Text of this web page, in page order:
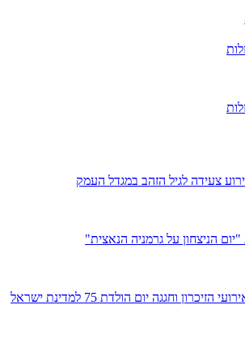
צעידה לגיל הזהב במגדל העמק
הניצחון על גרמניה הנאצית"
וחגגה יום הולדת 75 למדינת ישראל